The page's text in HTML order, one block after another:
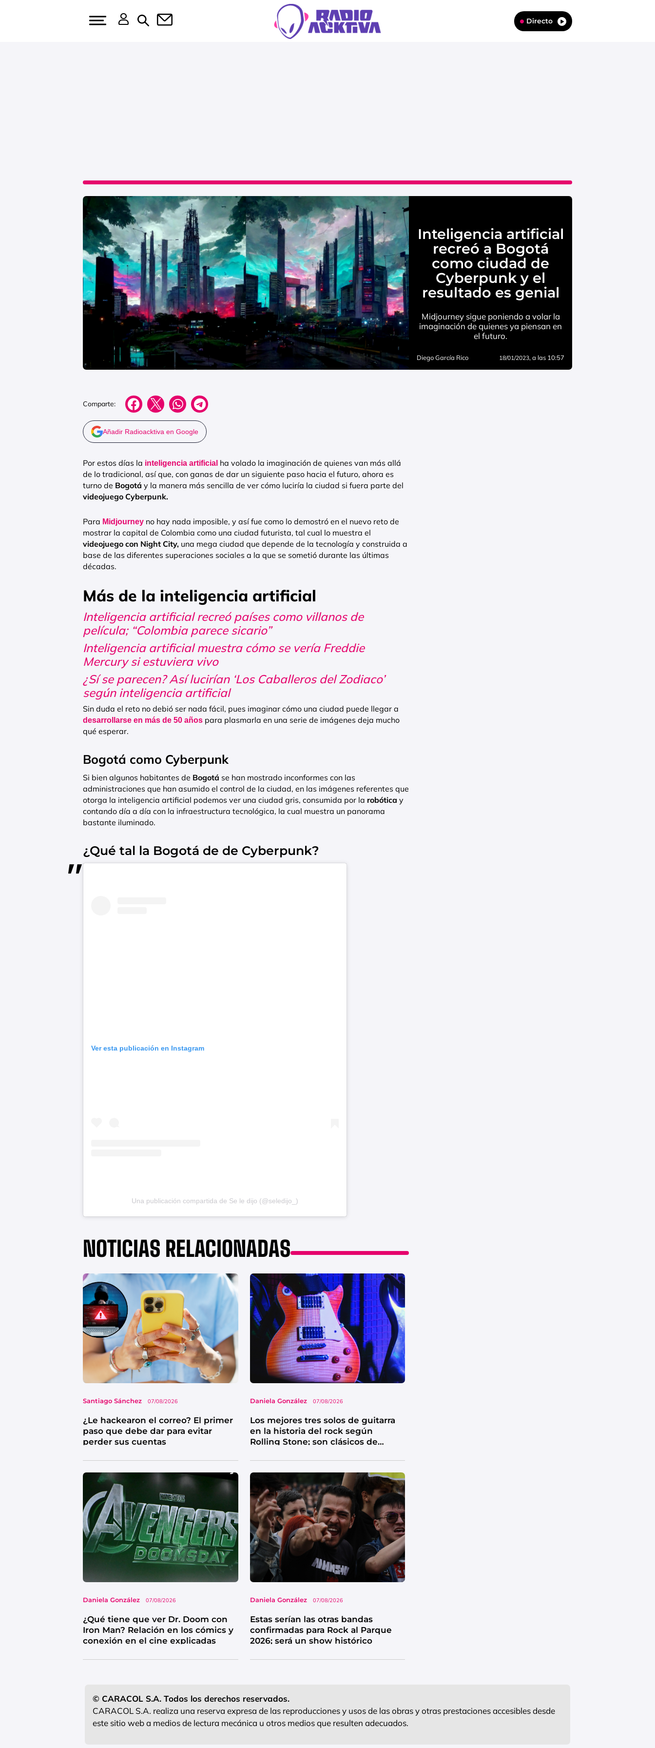
Directo
Inteligencia artificial
recreó a Bogotá
como ciudad de
Cyberpunk y el
resultado es genial
Midjourney sigue poniendo a volar la
imaginación de quienes ya piensan en
el futuro.
Diego García Rico 18/01/2023, a las 10:57
Comparte:
Añadir Radioacktiva en Google
Por estos días la inteligencia artificial ha volado la imaginación de quienes van más allá
de lo tradicional, así que, con ganas de dar un siguiente paso hacia el futuro, ahora es
turno de Bogotá y la manera más sencilla de ver cómo luciría la ciudad si fuera parte del
videojuego Cyberpunk.
Para Midjourney no hay nada imposible, y así fue como lo demostró en el nuevo reto de
mostrar la capital de Colombia como una ciudad futurista, tal cual lo muestra el
videojuego con Night City, una mega ciudad que depende de la tecnología y construida a
base de las diferentes superaciones sociales a la que se sometió durante las últimas
décadas.
Más de la inteligencia artificial
Inteligencia artificial recreó países como villanos de
película; “Colombia parece sicario”
Inteligencia artificial muestra cómo se vería Freddie
Mercury si estuviera vivo
¿Sí se parecen? Así lucirían ‘Los Caballeros del Zodiaco’
según inteligencia artificial
Sin duda el reto no debió ser nada fácil, pues imaginar cómo una ciudad puede llegar a
desarrollarse en más de 50 años para plasmarla en una serie de imágenes deja mucho
qué esperar.
Bogotá como Cyberpunk
Si bien algunos habitantes de Bogotá se han mostrado inconformes con las
administraciones que han asumido el control de la ciudad, en las imágenes referentes que
otorga la inteligencia artificial podemos ver una ciudad gris, consumida por la robótica y
contando día a día con la infraestructura tecnológica, la cual muestra un panorama
bastante iluminado.
¿Qué tal la Bogotá de de Cyberpunk?
Ver esta publicación en Instagram
Una publicación compartida de Se le dijo (@seledijo_)
NOTICIAS RELACIONADAS
Santiago Sánchez 07/08/2026
¿Le hackearon el correo? El primer
paso que debe dar para evitar
perder sus cuentas
Daniela González 07/08/2026
Los mejores tres solos de guitarra
en la historia del rock según
Rolling Stone; son clásicos de
Daniela González 07/08/2026
¿Qué tiene que ver Dr. Doom con
Iron Man? Relación en los cómics y
conexión en el cine explicadas
Daniela González 07/08/2026
Estas serían las otras bandas
confirmadas para Rock al Parque
2026; será un show histórico
© CARACOL S.A. Todos los derechos reservados.
CARACOL S.A. realiza una reserva expresa de las reproducciones y usos de las obras y otras prestaciones accesibles desde
este sitio web a medios de lectura mecánica u otros medios que resulten adecuados.